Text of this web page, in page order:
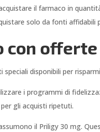
il farmaco in
solo da fonti
con
disponibili per
i programmi di
gli acquisti ripetuti.
il Priligy 30 mg.